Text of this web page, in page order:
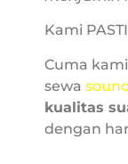
Kami
Cuma
sewa
kualitas
dengan